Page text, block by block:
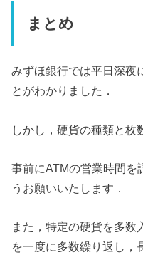
まとめ
みずほ銀行では平日深夜
とがわかりました．
しかし，硬貨の種類と枚
事前にATMの営業時間を
うお願いいたします．
また，特定の硬貨を多数
を一度に多数繰り返し，